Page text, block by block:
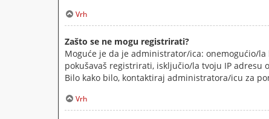
Vrh
Zašto se ne mogu registrirati?
Moguće je da je administrator/ica: onemogućio/
pokušavaš registrirati, isključio/la tvoju IP
Bilo kako bilo, kontaktiraj administratora/icu za
Vrh